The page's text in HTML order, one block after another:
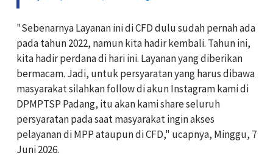
"Sebenarnya Layanan ini di CFD dulu sudah pernah ada
pada tahun 2022, namun kita hadir kembali. Tahun ini,
kita hadir perdana di hari ini. Layanan yang diberikan
bermacam. Jadi, untuk persyaratan yang harus dibawa
masyarakat silahkan follow di akun Instagram kami di
DPMPTSP Padang, itu akan kami share seluruh
persyaratan pada saat masyarakat ingin akses
pelayanan di MPP ataupun di CFD," ucapnya, Minggu, 7
Juni 2026.